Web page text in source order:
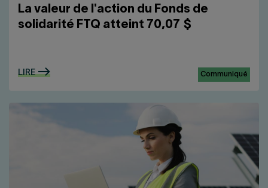
La valeur de l'action du Fonds de
solidarité FTQ atteint 70,07 $
LIRE Communiqué